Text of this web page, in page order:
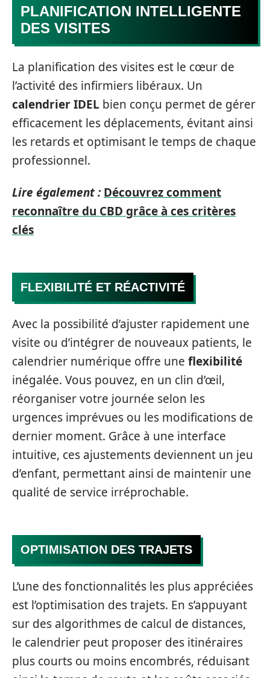
PLANIFICATION INTELLIGENTE
DES VISITES
La planification des visites est le cœur de
l’activité des infirmiers libéraux. Un
calendrier IDEL bien conçu permet de gérer
efficacement les déplacements, évitant ainsi
les retards et optimisant le temps de chaque
professionnel.
Lire également : Découvrez comment
reconnaître du CBD grâce à ces critères
clés
FLEXIBILITÉ ET RÉACTIVITÉ
Avec la possibilité d’ajuster rapidement une
visite ou d’intégrer de nouveaux patients, le
calendrier numérique offre une flexibilité
inégalée. Vous pouvez, en un clin d’œil,
réorganiser votre journée selon les
urgences imprévues ou les modifications de
dernier moment. Grâce à une interface
intuitive, ces ajustements deviennent un jeu
d’enfant, permettant ainsi de maintenir une
qualité de service irréprochable.
OPTIMISATION DES TRAJETS
L’une des fonctionnalités les plus appréciées
est l’optimisation des trajets. En s’appuyant
sur des algorithmes de calcul de distances,
le calendrier peut proposer des itinéraires
plus courts ou moins encombrés, réduisant